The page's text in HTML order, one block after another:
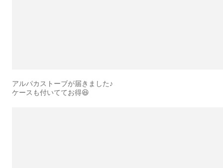
アルパカストーブが届きました♪
ケースも付いててお得😆